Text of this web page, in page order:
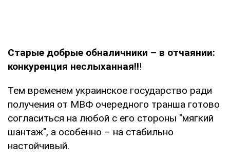
Старые добрые обналичники – в отчаянии:
конкуренция неслыханная!!!
Тем временем украинское государство ради
получения от МВФ очередного транша готово
согласиться на любой с его стороны "мягкий
шантаж", а особенно – на стабильно
настойчивый.